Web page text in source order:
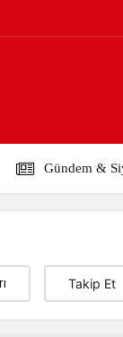
Gündem &
Takip Et
Hukukun